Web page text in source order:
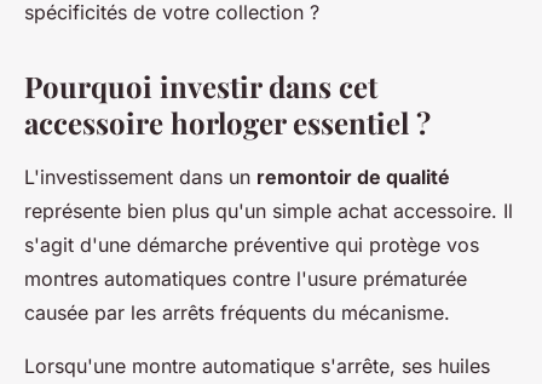
spécificités de votre collection ?
Pourquoi investir dans cet
accessoire horloger essentiel ?
L'investissement dans un remontoir de qualité
représente bien plus qu'un simple achat accessoire. Il
s'agit d'une démarche préventive qui protège vos
montres automatiques contre l'usure prématurée
causée par les arrêts fréquents du mécanisme.
Lorsqu'une montre automatique s'arrête, ses huiles